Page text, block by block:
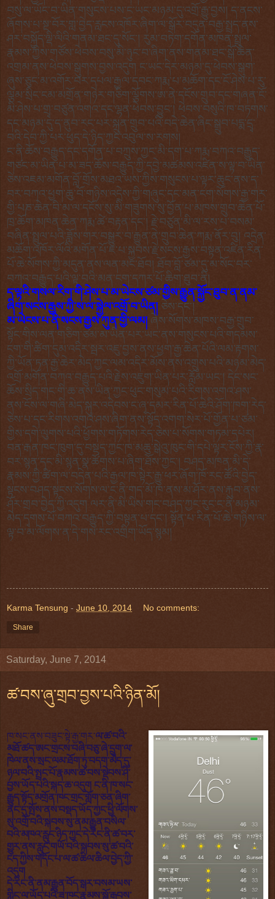
བསུ་ལ་ཡོང་བ་ཡིན་གསུངས་པས་ང་ཡང་མཉམ་དུ་འགྲོ་རྒྱུ་བྱས། ད་ནངས་
ཞོགས་པ་སྔ་བོར་གླ་བྱེད་རླངས་འཁོར་ཞིག་ལ་སྒོར་བདུན་བརྒྱ་སྤྲད་ནས་
ཤར་བསྐྱོད་ལྡི་ལིའི་གནམ་ཐང་དུ་སོང་། རུམ་བཏེག་དགོན་མཁན་སྤྲུལ་
རྣམས་ཀྱིས་གཙོས་ཕེབས་བསུ་མི་ཉུང་བ་ཞིག་ནས་གནམ་ཐང་སྒོ་ཆེན་
འགྲམ་ནས་ཕེབས་སྒུགས་བྱས་འདུག ང་ཡང་དེར་མཉམ་དུ་ཕེབས་སྒུག་
ཞུས་ཅུང་མ་འགོར་བར་དཔལ་རྒྱལ་དབང་ཀརྨ་པ་མཆོག་དང་ངོ་ཤེས་པ་རུ་
ལྕམ་སྲིང་ངམ་མགྲོན་གཉེར་གཅིག་ལྕོགས་ཨ་ནེ་དངོས་གྲུབ་དང་གཞན་ངོ་
མི་ཤེས་པ་གྲྭ་བཙུན་འགའ་དང་ལྷན་ཕེབས་བྱུང་། ཕེབས་བསུའི་ཁ་བཏགས་
དང་མཉམ་དུ་ད་ནུབ་རང་པར་སྐྲུན་གྲུབ་པའི་བདེ་ཆེན་ཞིང་སྒྲུབ་པདྨ་དྲྭ་
བའི་དེབ་ཀྱི་པར་ཕུད་དེ་ཉིད་ཀྱང་འབུལ་ས་རགས།
ང་ནི་ཆོས་བརྒྱུད་དང་དགོན་པ་བཀྲུས་ཀྱང་མི་དག་པ་ཀརྨ་བཀའ་བརྒྱུད་
གཙང་མ་ཡིན་པ་མ་ཟད་ཆོས་བརྒྱུད་ཀྱི་དབྱེ་མཚམས་འཛིན་ས་ལྟ་བ་ཡིན་
ཅེས་འཇམ་མགོན་བློ་གྲོས་མཐའ་ཡས་ཀྱིས་གསུངས་པ་ལྟར་ཆུང་ནས་ད་
བར་བཀའ་ཕྱག་ཆུ་བོ་གཉིས་འདྲེས་ཀྱི་གཞུང་དང་མན་ངག་སོགས་རྒྱ་གར་
གྱི་པཎ་ཆེན་བི་མ་ལ་དངོས་སུ་མི་གཟུགས་སུ་བྱོན་པ་མཁས་གྲུབ་ཆེན་པོ་
ཁྲ་ཆོག་མཁན་ཆེན་ཀརྨ་ཚེ་བརྟན་དང་། རྗེ་བཙུན་མི་ལ་རས་པ་བསམ་
བཞིན་སྤྲུལ་པའི་ཟློས་གར་བསྒྱུར་བ་རྒྱུན་ནེ་གྲུབ་ཆེན་ཀརྨ་ནོར་བུ། འདྲེན་
མཆོག་འཁོར་ལོའི་མགོན་པོ་ཇ་པ་སྐྱབས་རྗེ་སངས་རྒྱས་བསྟན་འཛིན་རིན་
པོ་ཆེ་སོགས་ཀྱི་མདུན་ནས་ལན་མང་ཐོབ། ཐོབ་བློ་ཙམ་དུ་མ་སོང་བར་
བཀའ་བརྒྱུད་པའི་ལྟ་བའི་མན་ངག་དཀར་པོ་ཆིག་ཐུབ་ནི།
ད་ལྟའི་གསལ་རིག་གི་ཤེས་པ་མ་ཡེངས་ཙམ་གྱིས་རྒྱུན་སྐྱོང་ཐུབ་ན་ནམ་
ཞིག་སངས་རྒྱས་ཀྱི་ས་ལ་སྐྱེལ་འགྲོ་བ་ཡིན། ཅེས་དང་།
མ་ཡེངས་པ་ནི་སངས་རྒྱས་ཀུན་གྱི་ལམ། ཞེས་སོགས་མཁས་བརྒྱ་གྲུབ་
སྟོང་གིས་ལན་གཅིག་ཙམ་མ་ཡིན་པར་ཡང་ནས་གསུངས་པའི་གདམས་
ངག་གི་ཚིག་དུམ་འདིར་སྦར་འཇུ་བྱས་ནས་ཕྱག་རྒྱ་ཆེན་པོའི་ལམ་རྟགས་
ཀྱི་ཡོན་ཏན་རྒྱ་ཆེར་མེད་ཀྱང་ལམ་འདིར་མོས་ནས་འགྲུས་པའི་མཉམ་མེད་
འགྲོ་མགོན་བཀའ་བརྒྱུད་པའི་རྗེས་འཇུག་ཡིན་པར་རློམ་ཡང་། དེང་སང་
ཆོས་སྲིད་གང་གི་ཆ་ནས་ཡིན་ཀྱང་ཕུང་གསུམ་པའི་རིགས་འགའ་ཤས་
ནས་ངོས་ལ་གཞི་མེད་སྐུར་འདེབས་ང་ཞྭ་དམར་རིན་པོ་ཆེའི་ཤོག་ཁག་རེད་
ཅེས་པ་དང་རིགས་འགའ་ཤས་ཞིག་ནས་སྟོད་འགག་སེར་པོ་གྱོན་པ་ཙམ་
གྱིས་དགེ་ལུགས་པའི་ཕྱོགས་གཏོགས་རེད་ཅེས་པ་སོགས་གཏམ་དཔེར།
བན་རྒན་ཁང་ཁུག་དུ་བསྡད་ཀྱང་ཁ་མཆུ་སྒེའུ་ཁུང་གི་དཔེ་ལྟར་ངོས་ཀྱི་རྣ་
བར་སྙན་དང་མི་སྙན་སྣ་ཚོགས་པ་ཞིག་ཐོས་ཀྱང་། བཤད་མཁན་མི་དེ་
རྣམས་ཀྱི་ཚིག་ལ་བདེན་པའི་རྒྱལ་ཁ་སྟེར་རྒྱུ་ཕར་ཞོག་ཁོ་རང་ཚོའི་བྱེད་
སྟངས་བཤད་སྟངས་སོགས་ལ་ང་ནི་གད་མོ་ཁ་ནས་མ་ཤོར་ནས་རྐུབ་ནས་
ཤོར་གྲབ་བྱེད་ཀྱི་འདུག ལར་ནི་མི་ཡིས་གང་བཤད་ཀྱང་རུང་ང་ནི་མཉམ་
མེད་དྭགས་པོ་བཀའ་བརྒྱུད་ཀྱི་བསྟན་པ་དང་། སྟོན་པ་རིན་པོ་ཆེ་གཉིས་ལ་
ལྟ་བ་མ་ལོགས་ན་དེ་གས་རང་འགྲིག་ཡོད་སྙམ།
Karma Tensung - June 10, 2014 No comments:
Share
Saturday, June 7, 2014
ཚ་བས་ཞུ་གྲབ་བྱས་པའི་ཉིན་མོ།
ཁ་སང་ནས་བཟུང་སྟེ་རྒྱ་གར་ལ་ཚ་བའི་
མཐོ་ཚད་ཨང་གྲངས་བཞི་བཅུ་ཞེ་དྲུག་ལ་
ཁེལ་ནས་སྲང་ལམ་ཐོག་ཏུ་བདག་མེད་དུ་
ཉལ་བའི་སྤྲང་པོ་རྣམས་ཚ་བས་སྡེབས་ཤི་
བྱས་ཡོད་པའི་སྐད་ཆ་འདུག ང་ནི་ཁ་སང་
རྒྱུད་སྟོད་མགྲོན་ཁང་གྲང་གློག་ཅན་ཞིག་
ནང་དུ་སྤོས་ནས་བསྡད་ཡོད་ཀྱང་ཕྱི་ལོགས་
སུ་འགྲོ་བའི་སྐབས་སུ་ནམ་རྒྱུན་བསིལ་
བའི་མཁའ་རླུང་ཉིད་ཀྱང་དེ་རིང་ནི་ཚ་བར་
གྱུར་ནས་རླུང་གཡོ་བའི་སྐབས་སུ་ཚ་བའི་
ངད་ཀྱིས་གདོང་པ་ལ་ཚ་ཆིལ་ཆིལ་བྱེད་ཀྱི་
འདུག
དེ་རིང་ནི་ནམ་རྒྱུན་བོད་སྒར་བསམ་ཡས་
གླིང་ལ་ཡོད་པའི་ཟ་ཁང་རྣམས་སྒོ་རྒྱབས་